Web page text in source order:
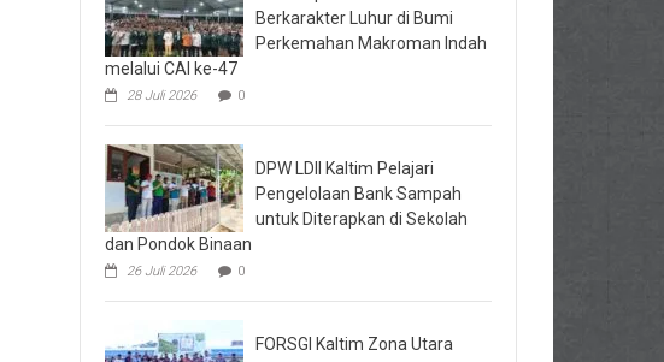
Berkarakter Luhur di Bumi
Perkemahan Makroman Indah
melalui CAI ke-47
28 Juli 2026 0
DPW LDII Kaltim Pelajari
Pengelolaan Bank Sampah
untuk Diterapkan di Sekolah
dan Pondok Binaan
26 Juli 2026 0
FORSGI Kaltim Zona Utara